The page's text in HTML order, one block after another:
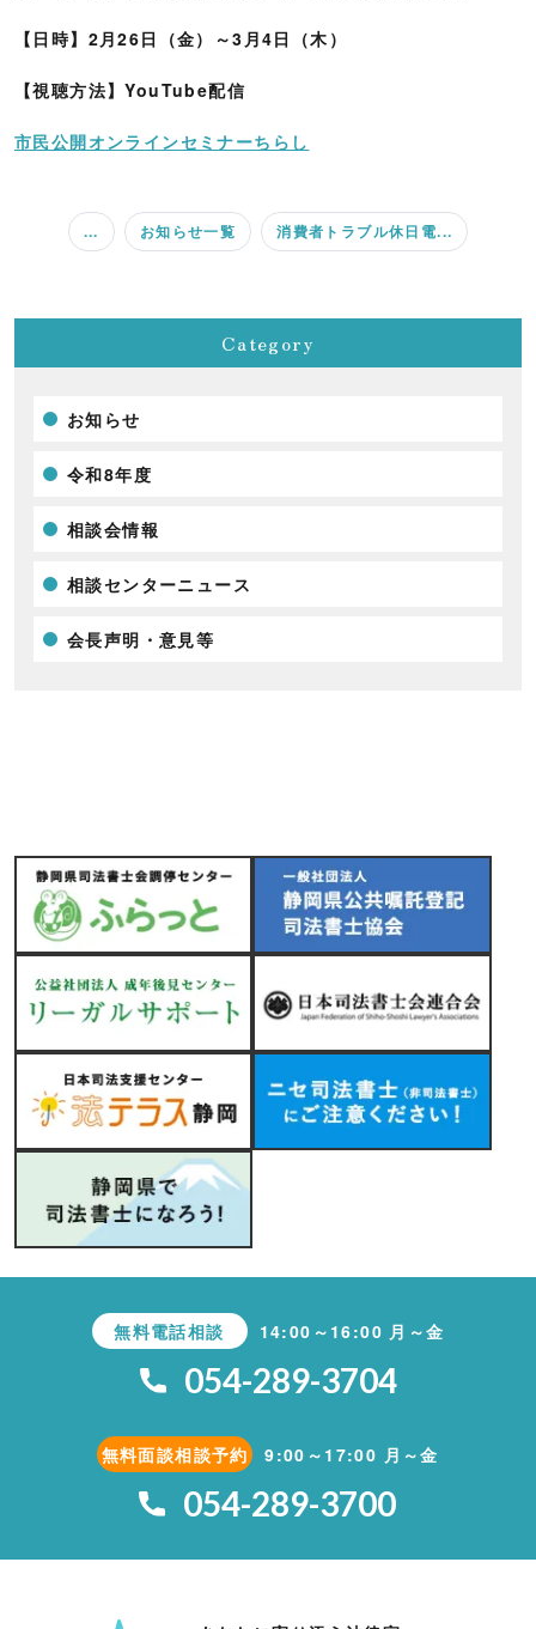
【日時】2月26日（金）～3月4日（木）
【視聴方法】YouTube配信
市民公開オンラインセミナーちらし
... お知らせ一覧 消費者トラブル休日電...
Category
お知らせ
令和8年度
相談会情報
相談センターニュース
会長声明・意見等
無料電話相談 14:00～16:00 月～金
054-289-3704
無料面談相談予約 9:00～17:00 月～金
054-289-3700